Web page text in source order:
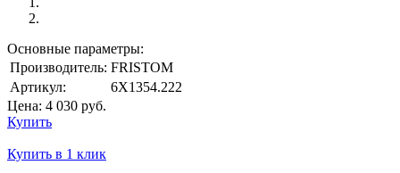
Основные параметры:
Производитель: FRISTOM
Артикул:
6X1354.222
Цена: 4 030 руб.
Купить
Купить в 1 клик